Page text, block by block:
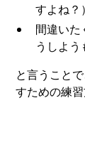
すよね？）
間違いた
うしよう
と言うこと
すための練習